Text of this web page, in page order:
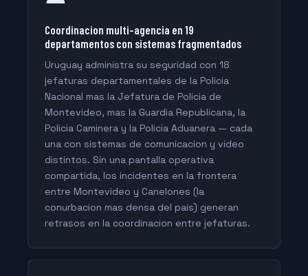
Coordinacion multi-agencia en 19
departamentos con sistemas fragmentados
Uruguay administra su seguridad con 18
jefaturas departamentales de la Policia
Nacional mas la Jefatura de Policia de
Montevideo, mas la Guardia Republicana, la
Policia Caminera y la Policia Aduanera — cada
una con sistemas de comunicacion y video
distintos. Sin una pantalla operativa
compartida, los incidentes en la frontera
entre Montevideo y Canelones (la
conurbacion mas densa del pais) generan
retrasos en la coordinacion entre jefaturas.